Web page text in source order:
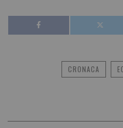
CRONACA